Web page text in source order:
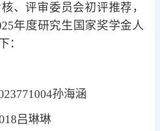
、评审委员会初评推荐，
5年度研究生 国家奖学金人
：
孙海涵
吕琳琳